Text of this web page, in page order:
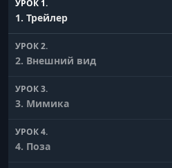
УРОК 1.
1. Трейлер
УРОК 2.
2. Внешний вид
УРОК 3.
3. Мимика
УРОК 4.
4. Поза